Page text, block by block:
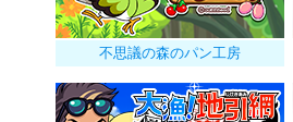
不思議の森のパン工房